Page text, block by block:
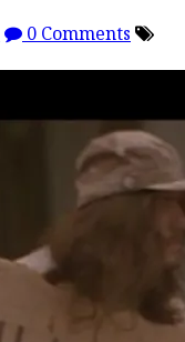
0 Comments